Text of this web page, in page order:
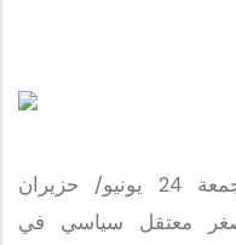
أفرجت السلطات السعودية، الجمعة 24 يونيو/ حزيران
معتقل سياسي في